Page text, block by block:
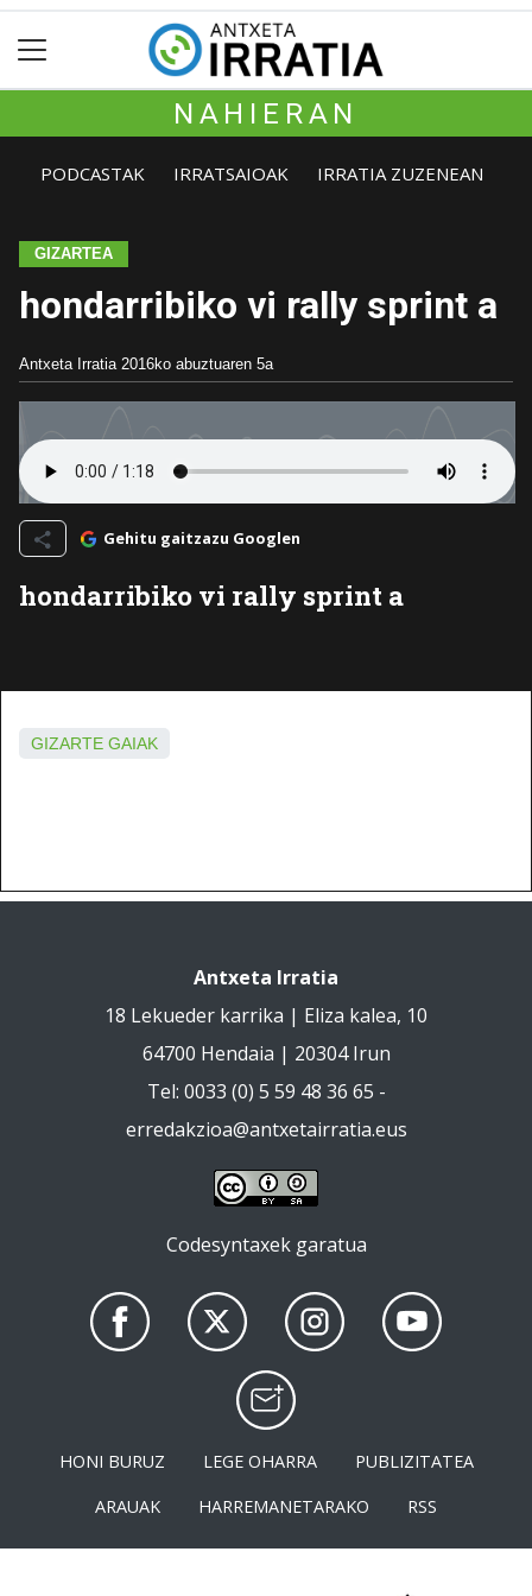
NAHIERAN
PODCASTAK IRRATSAIOAK IRRATIA ZUZENEAN
GIZARTEA
hondarribiko vi rally sprint a
Antxeta Irratia 2016ko abuztuaren 5a
Gehitu gaitzazu Googlen
hondarribiko vi rally sprint a
GIZARTE GAIAK
Antxeta Irratia
18 Lekueder karrika | Eliza kalea, 10
64700 Hendaia | 20304 Irun
Tel: 0033 (0) 5 59 48 36 65 -
erredakzioa@antxetairratia.eus
Codesyntaxek garatua
HONI BURUZ LEGE OHARRA
PUBLIZITATEA
ARAUAK
HARREMANETARAKO RSS